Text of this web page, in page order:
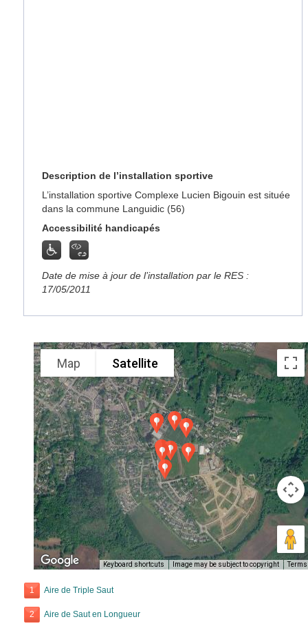
Description de l’installation sportive
L’installation sportive Complexe Lucien Bigouin est située
dans la commune Languidic (56)
Accessibilité handicapés
Date de mise à jour de l’installation par le RES :
17/05/2011
Map Satellite
Keyboard shortcuts Image may be subject to copyright Terms
1 Aire de Triple Saut
2 Aire de Saut en Longueur